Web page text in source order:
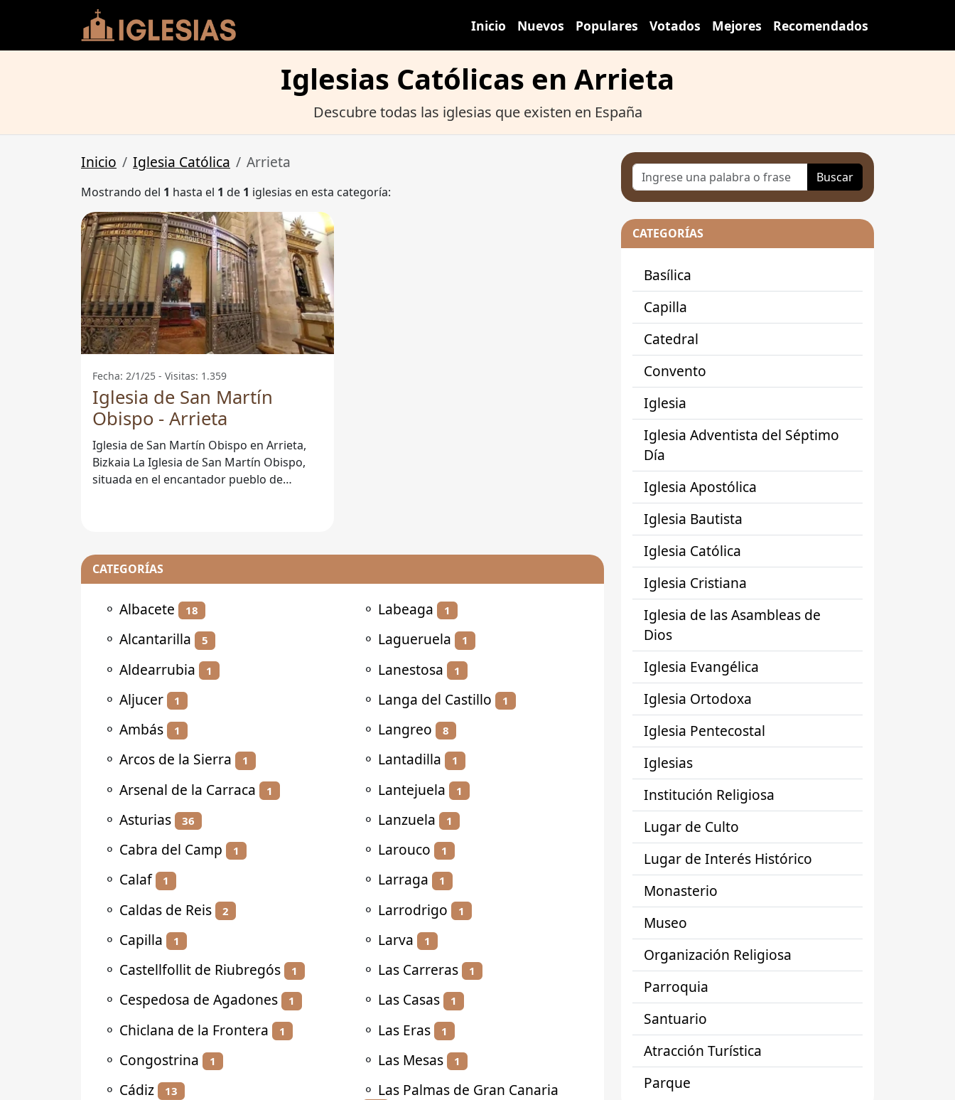
Inicio Nuevos Populares Votados Mejores Recomendados
Iglesias Católicas en Arrieta
Descubre todas las iglesias que existen en España
Inicio Iglesia Católica Arrieta
Mostrando del 1 hasta el 1 de 1 iglesias en esta categoría:
Fecha: 2/1/25 - Visitas: 1.359
Iglesia de San Martín
Obispo - Arrieta
Iglesia de San Martín Obispo en Arrieta,
Bizkaia La Iglesia de San Martín Obispo,
situada en el encantador pueblo de
CATEGORÍAS
⚬ Albacete 18
⚬ Alcantarilla 5
⚬ Aldearrubia 1
⚬ Aljucer 1
⚬ Ambás 1
⚬ Arcos de la Sierra 1
⚬ Arsenal de la Carraca 1
⚬ Asturias 36
⚬ Cabra del Camp 1
⚬ Calaf 1
⚬ Caldas de Reis 2
⚬ Capilla 1
⚬ Castellfollit de Riubregós 1
⚬ Cespedosa de Agadones 1
⚬ Chiclana de la Frontera 1
⚬ Congostrina 1
⚬ Cádiz 13
⚬ Labeaga 1
⚬ Lagueruela 1
⚬ Lanestosa 1
⚬ Langa del Castillo 1
⚬ Langreo 8
⚬ Lantadilla 1
⚬ Lantejuela 1
⚬ Lanzuela 1
⚬ Larouco 1
⚬ Larraga 1
⚬ Larrodrigo 1
⚬ Larva 1
⚬ Las Carreras 1
⚬ Las Casas 1
⚬ Las Eras 1
⚬ Las Mesas 1
⚬ Las Palmas de Gran Canaria
Buscar
CATEGORÍAS
Basílica
Capilla
Catedral
Convento
Iglesia
Iglesia Adventista del Séptimo
Día
Iglesia Apostólica
Iglesia Bautista
Iglesia Católica
Iglesia Cristiana
Iglesia de las Asambleas de
Dios
Iglesia Evangélica
Iglesia Ortodoxa
Iglesia Pentecostal
Iglesias
Institución Religiosa
Lugar de Culto
Lugar de Interés Histórico
Monasterio
Museo
Organización Religiosa
Parroquia
Santuario
Atracción Turística
Parque